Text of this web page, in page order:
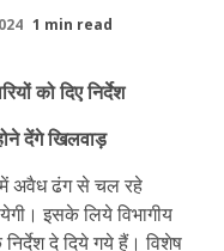
1 min read
को दिए निर्देश
देंगे खिलवाड़
में अवैध ढंग से चल रहे
इसके लिये विभागीय
दे दिये गये हैं। विशेष